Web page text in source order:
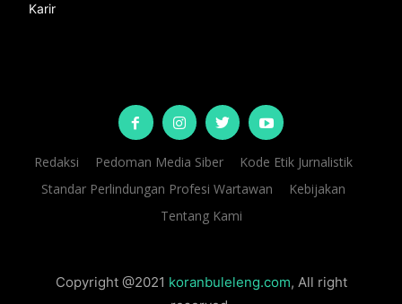
Karir
Redaksi Pedoman Media Siber
Kode Etik Jurnalistik
Standar Perlindungan Profesi Wartawan
Kebijakan
Tentang Kami
Copyright @2021 koranbuleleng.com, All right